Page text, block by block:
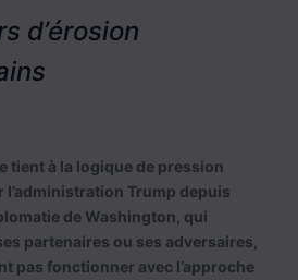
d’érosion
tient à la logique de pression
l’administration Trump depuis
de Washington, qui
partenaires ou ses adversaires,
pas fonctionner avec l’approche